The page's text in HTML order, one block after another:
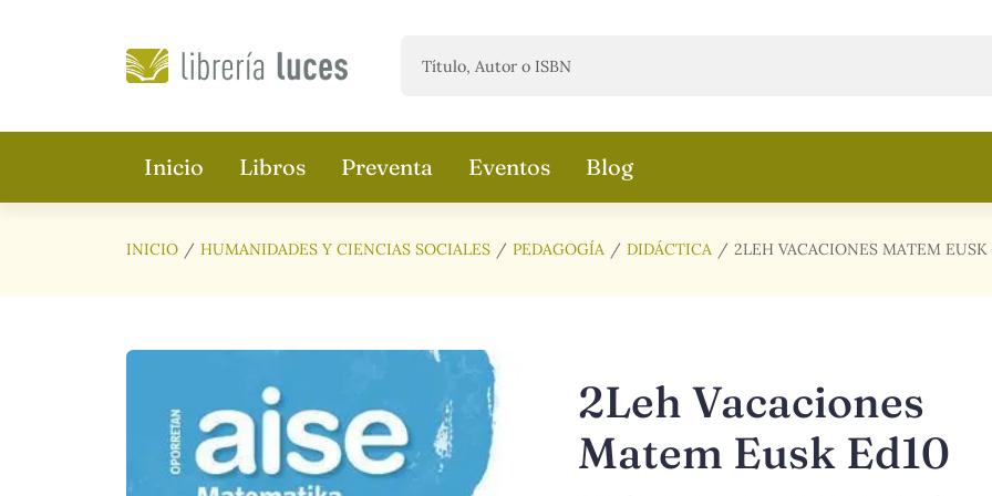
Inicio Libros Preventa Eventos Blog
INICIO HUMANIDADES Y CIENCIAS SOCIALES PEDAGOGÍA DIDÁCTICA 2LEH VACACIONES MATEM EUSK
2Leh Vacaciones
Matem Eusk Ed10